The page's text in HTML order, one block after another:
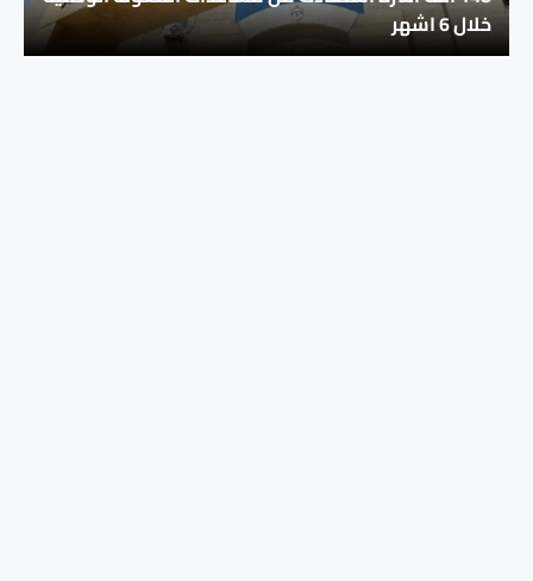
خلال 6 اشهر